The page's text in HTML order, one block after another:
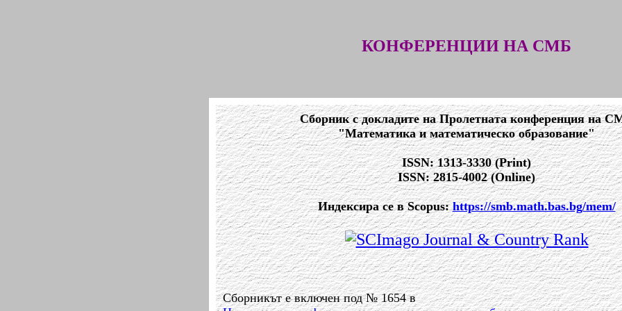
КОНФЕРЕНЦИИ НА СМБ
Сборник с докладите на Пролетната конференция на
"Математика и математическо образование"
ISSN: 1313-3330 (Print)
ISSN: 2815-4002 (Online)
Индексира се в Scopus:https://smb.math.bas.bg/mem/
Сборникът е включен под № 1654 в